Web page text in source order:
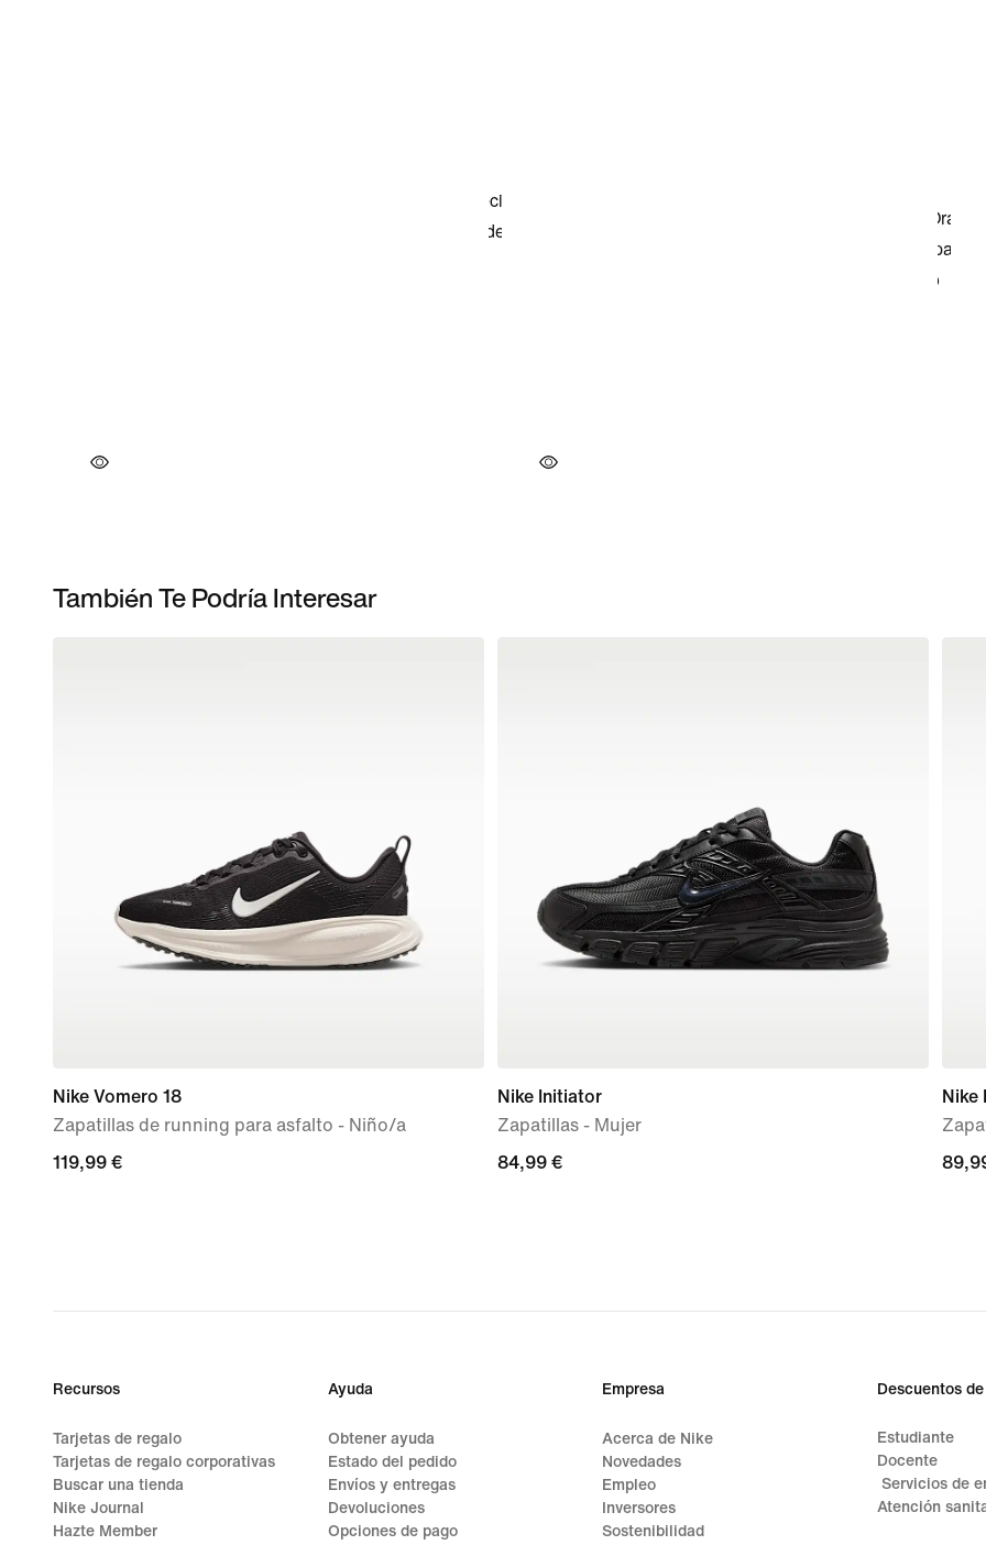
También Te Podría Interesar
Nike Vomero 18
Zapatillas de running para asfalto - Niño/a
119,99 €
119,99 €
Nike Initiator
Zapatillas - Mujer
84,99 €
84,99 €
Nike
Recursos
Tarjetas de regalo
Tarjetas de regalo corporativas
Buscar una tienda
Nike Journal
Hazte Member
Ayuda
Obtener ayuda
Estado del pedido
Envíos y entregas
Devoluciones
Opciones de pago
Empresa
Acerca de Nike
Novedades
Empleo
Inversores
Sostenibilidad
Descuentos
Estudiante
Docente
Servicios de
Atención